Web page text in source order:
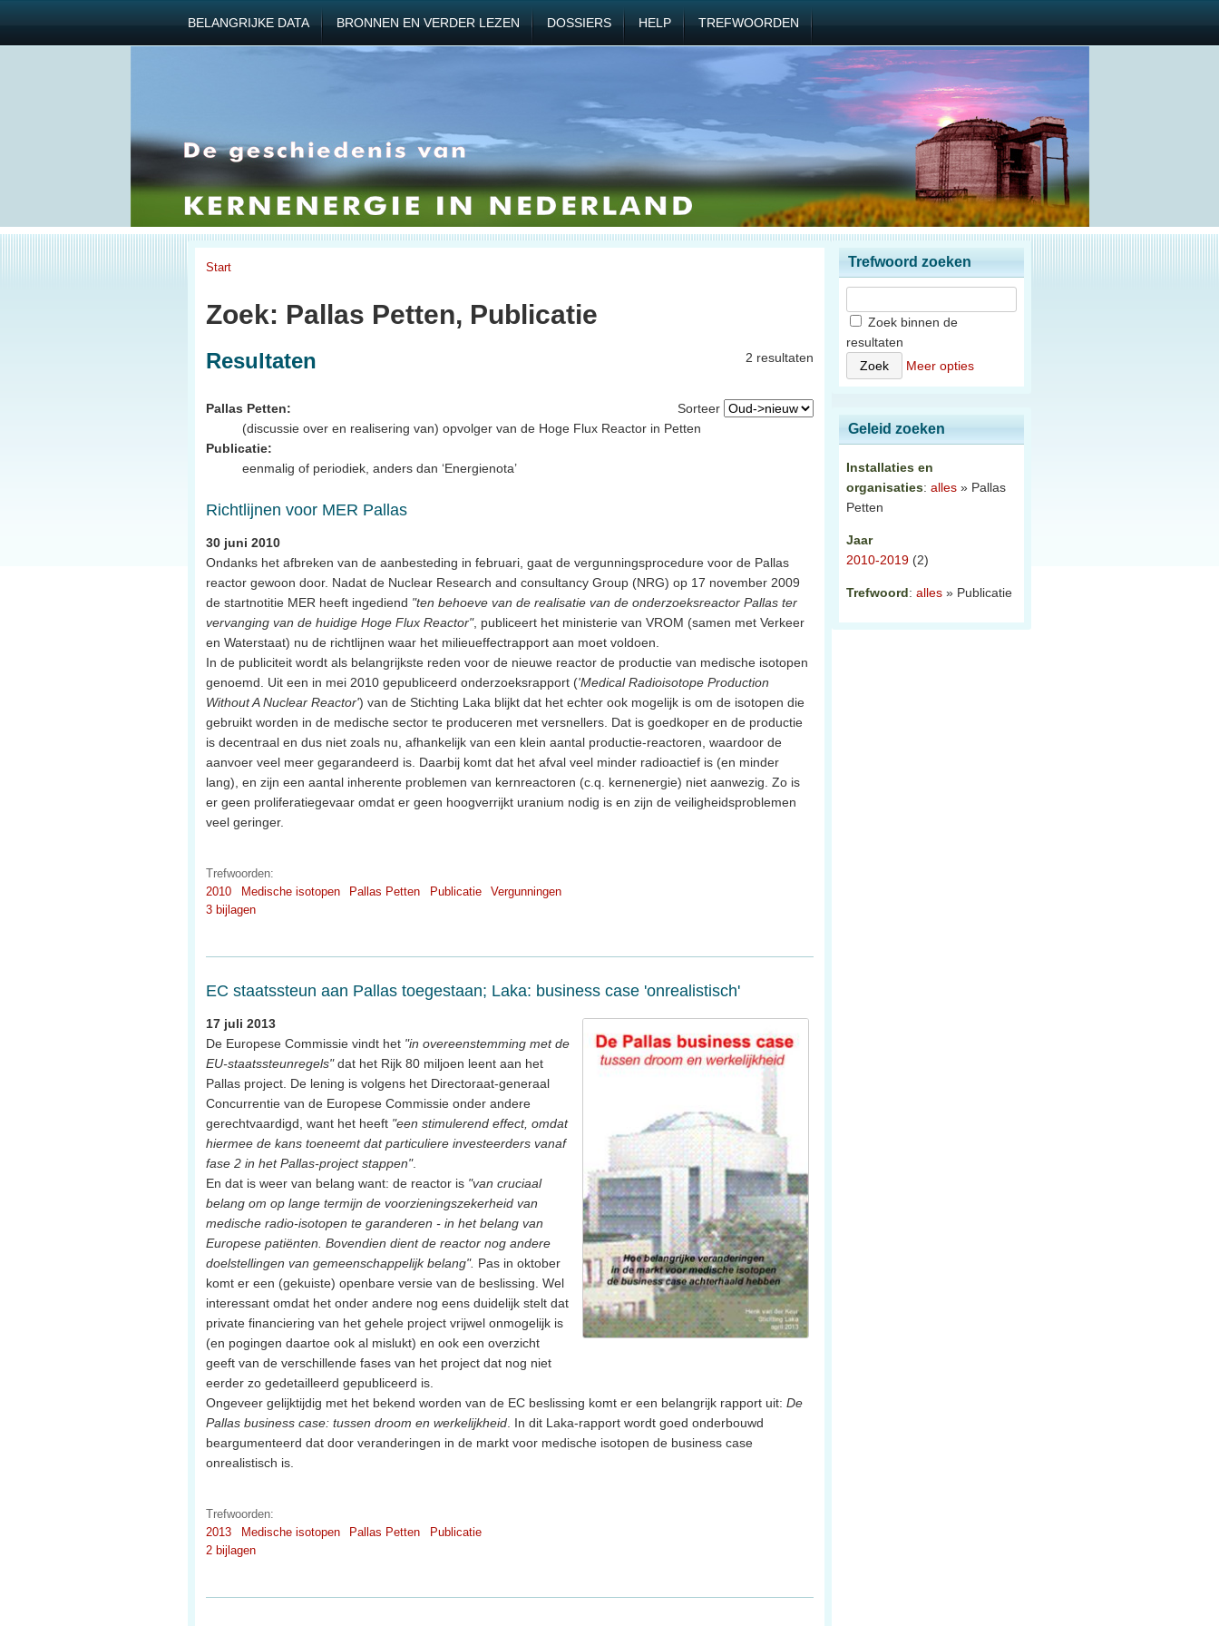
BELANGRIJKE DATA BRONNEN EN VERDER LEZEN DOSSIERS HELP TREFWOORDEN
Start
Zoek: Pallas Petten, Publicatie
2 resultaten
Resultaten
Sorteer
Pallas Petten:
(discussie over en realisering van) opvolger van de Hoge Flux Reactor in Petten
Publicatie:
eenmalig of periodiek, anders dan ‘Energienota’
Richtlijnen voor MER Pallas
30 juni 2010
Ondanks het afbreken van de aanbesteding in februari, gaat de vergunningsprocedure voor de Pallas
reactor gewoon door. Nadat de Nuclear Research and consultancy Group (NRG) op 17 november 2009
de startnotitie MER heeft ingediend "ten behoeve van de realisatie van de onderzoeksreactor Pallas ter
vervanging van de huidige Hoge Flux Reactor", publiceert het ministerie van VROM (samen met Verkeer
en Waterstaat) nu de richtlijnen waar het milieueffectrapport aan moet voldoen.
In de publiciteit wordt als belangrijkste reden voor de nieuwe reactor de productie van medische isotopen
genoemd. Uit een in mei 2010 gepubliceerd onderzoeksrapport ('Medical Radioisotope Production
Without A Nuclear Reactor') van de Stichting Laka blijkt dat het echter ook mogelijk is om de isotopen die
gebruikt worden in de medische sector te produceren met versnellers. Dat is goedkoper en de productie
is decentraal en dus niet zoals nu, afhankelijk van een klein aantal productie-reactoren, waardoor de
aanvoer veel meer gegarandeerd is. Daarbij komt dat het afval veel minder radioactief is (en minder
lang), en zijn een aantal inherente problemen van kernreactoren (c.q. kernenergie) niet aanwezig. Zo is
er geen proliferatiegevaar omdat er geen hoogverrijkt uranium nodig is en zijn de veiligheidsproblemen
veel geringer.
Trefwoorden:
2010
Medische isotopen Pallas Petten Publicatie
Vergunningen
3 bijlagen
EC staatssteun aan Pallas toegestaan; Laka: business case 'onrealistisch'
17 juli 2013
De Europese Commissie vindt het "in overeenstemming met de
EU-staatssteunregels"dat het Rijk 80 miljoen leent aan het
Pallas project. De lening is volgens het Directoraat-generaal
Concurrentie van de Europese Commissie onder andere
gerechtvaardigd, want het heeft "een stimulerend effect, omdat
hiermee de kans toeneemt dat particuliere investeerders vanaf
fase 2 in het Pallas-project stappen".
En dat is weer van belang want: de reactor is "van cruciaal
belang om op lange termijn de voorzieningszekerheid van
medische radio-isotopen te garanderen - in het belang van
Europese patiënten. Bovendien dient de reactor nog andere
doelstellingen van gemeenschappelijk belang". Pas in oktober
komt er een (gekuiste) openbare versie van de beslissing. Wel
interessant omdat het onder andere nog eens duidelijk stelt dat
private financiering van het gehele project vrijwel onmogelijk is
(en pogingen daartoe ook al mislukt) en ook een overzicht
geeft van de verschillende fases van het project dat nog niet
eerder zo gedetailleerd gepubliceerd is.
Ongeveer gelijktijdig met het bekend worden van de EC beslissing komt er een belangrijk rapport uit: De
Pallas business case: tussen droom en werkelijkheid . In dit Laka-rapport wordt goed onderbouwd
beargumenteerd dat door veranderingen in de markt voor medische isotopen de business case
onrealistisch is.
Trefwoorden:
2013
Medische isotopen Pallas Petten
Publicatie
2 bijlagen
Trefwoord zoeken
Zoek binnen de
resultaten
Meer opties
Geleid zoeken
Installaties en
organisaties: alles » Pallas
Petten
Jaar
2010-2019 (2)
Trefwoord: alles » Publicatie